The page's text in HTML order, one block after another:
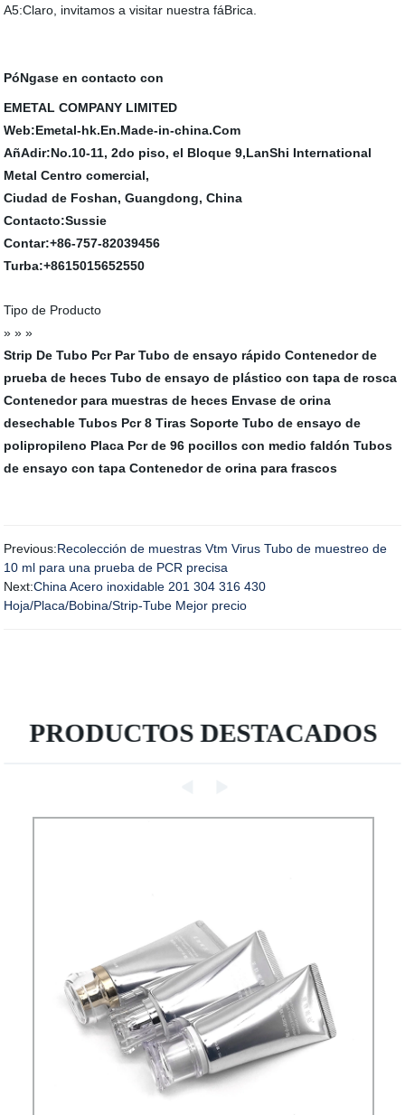
A5:Claro, invitamos a visitar nuestra fáBrica.
PóNgase en contacto con
EMETAL COMPANY LIMITED
Web:Emetal-hk.En.Made-in-china.Com
AñAdir:No.10-11, 2do piso, el Bloque 9,LanShi International
Metal Centro comercial,
Ciudad de Foshan, Guangdong, China
Contacto:Sussie
Contar:+86-757-82039456
Turba:+8615015652550
Tipo de Producto
» » »
Strip De Tubo Pcr Par Tubo de ensayo rápido Contenedor de
prueba de heces Tubo de ensayo de plástico con tapa de rosca
Contenedor para muestras de heces Envase de orina
desechable Tubos Pcr 8 Tiras Soporte Tubo de ensayo de
polipropileno Placa Pcr de 96 pocillos con medio faldón Tubos
de ensayo con tapa Contenedor de orina para frascos
Previous:Recolección de muestras Vtm Virus Tubo de muestreo de
10 ml para una prueba de PCR precisa
Next:China Acero inoxidable 201 304 316 430
Hoja/Placa/Bobina/Strip-Tube Mejor precio
PRODUCTOS DESTACADOS